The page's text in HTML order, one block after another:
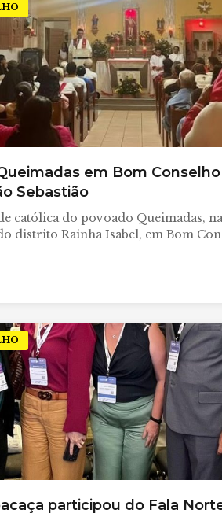
em Bom Conselho
Sebastião
católica do povoado Queimadas,
distrito Rainha Isabel, em Bom
participou do Fala